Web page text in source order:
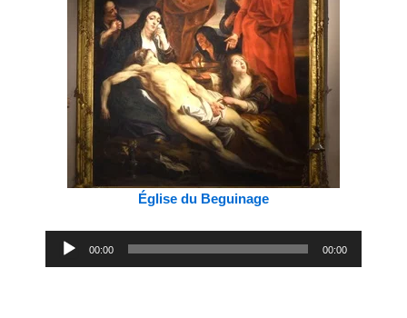
Église du Beguinage
Lecteur
00:00 00:00